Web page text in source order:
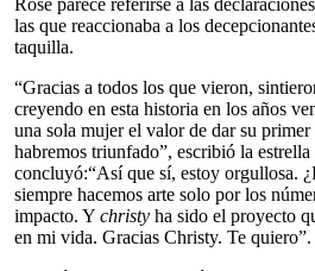
Rose parece referirse a las
las que reaccionaba a los
taquilla.
“Gracias a todos los que vieron,
creyendo en esta historia en los años
una sola mujer el valor de dar su primer
habremos triunfado”, escribió la
concluyó:“Así que sí, estoy orgullosa.
siempre hacemos arte solo por los
impacto. Y christy ha sido el proyecto
en mi vida. Gracias Christy. Te quiero”.